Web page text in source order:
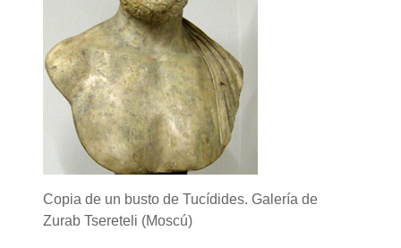
Copia de un busto de Tucídides. Galería de
Zurab Tsereteli (Moscú)